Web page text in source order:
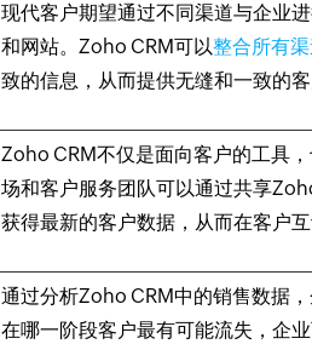
现代客户期望通过不同渠道与企业
和网站。Zoho CRM可以整合所有
致的信息，从而提供无缝和一致的
Zoho CRM不仅是面向客户的工具
场和客户服务团队可以通过共享
获得最新的客户数据，从而在客户
通过分析Zoho CRM中的销售数据
在哪一阶段客户最有可能流失，企